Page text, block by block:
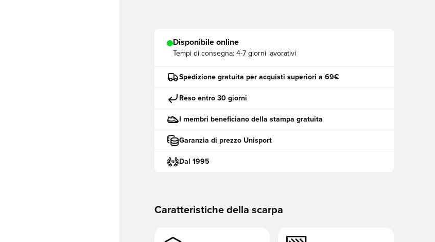
Disponibile online
Tempi di consegna: 4-7 giorni lavorativi
Spedizione gratuita per acquisti superiori a 69€
Reso entro 30 giorni
I membri beneficiano della stampa gratuita
Garanzia di prezzo Unisport
Dal 1995
Caratteristiche della scarpa